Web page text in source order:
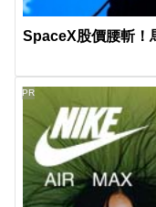
SpaceX股價腰斬！
PR